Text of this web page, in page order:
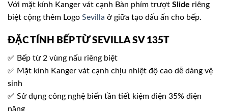
Với mặt kính Kanger vát cạnh Bàn phím trượt Slide riêng
biệt cộng thêm Logo Sevilla ở giữa tạo dấu ấn cho bếp.
ĐẶC TÍNH BẾP TỪ SEVILLA SV 135T
✅ Bếp từ 2 vùng nấu riêng biệt
✅ Mặt kính Kanger vát cạnh chịu nhiệt độ cao dễ dàng vệ
sinh
✅ Sử dụng công nghệ biến tần tiết kiệm điện 35% điện
năng